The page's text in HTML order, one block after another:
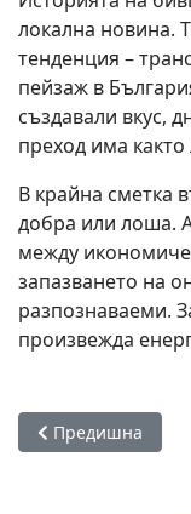
локална новина.
тенденция –
пейзаж в
създавали вкус,
преход има както
В крайна сметка
добра или лоша.
между
запазването на
разпознаваеми.
произвежда
Предишна
Предишна